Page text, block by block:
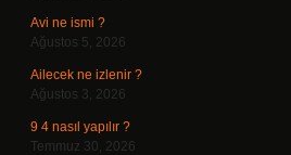
Avi ne ismi ?
Ağustos 5, 2026
Ailecek ne izlenir ?
Ağustos 3, 2026
9 4 nasıl yapılır ?
Temmuz 30, 2026